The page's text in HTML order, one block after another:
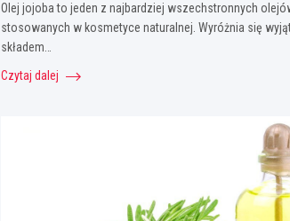
Olej jojoba to jeden z najbardziej wszechstronnych
stosowanych w kosmetyce naturalnej. Wyróżnia się
składem…
Czytaj dalej